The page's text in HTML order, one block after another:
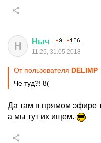
Н Ныч
11:25, 31.05.2018
От пользователя DELIMP
Че туд?! 8(
Да там в прямом эфире
а мы тут их ищем.